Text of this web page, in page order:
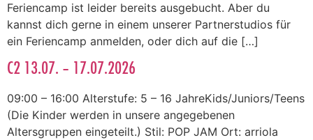
Feriencamp ist leider bereits ausgebucht. Aber du
kannst dich gerne in einem unserer Partnerstudios für
ein Feriencamp anmelden, oder dich auf die […]
C2 13.07. – 17.07.2026
09:00 – 16:00 Alterstufe: 5 – 16 JahreKids/Juniors/Teens
(Die Kinder werden in unsere angegebenen
Altersgruppen eingeteilt.) Stil: POP JAM Ort: arriola